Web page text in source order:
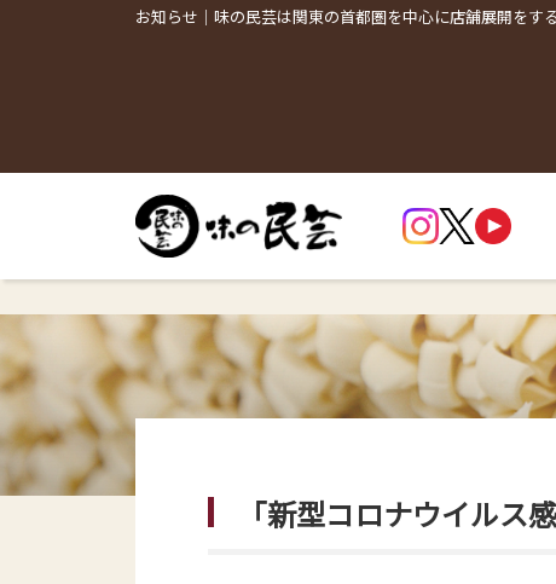
お知らせ｜味の民芸は関東の首都圏を中心に店舗展開をす
「新型コロナウイルス